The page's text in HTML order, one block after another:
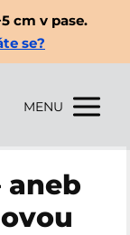
cm v pase.
se?
MENU
aneb